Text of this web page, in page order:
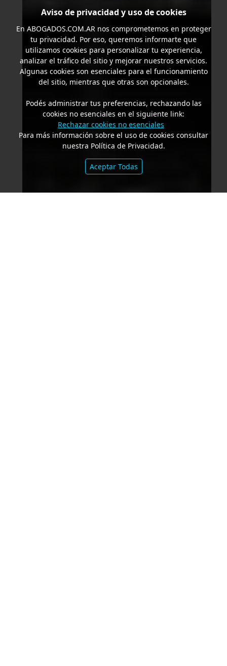
Aviso de privacidad y uso de cookies
En ABOGADOS.COM.ARnos comprometemos en proteger
tu privacidad. Por eso, queremos informarte que
utilizamos cookies para personalizar tu experiencia,
analizar el tráfico del sitio y mejorar nuestros servicios.
Algunas cookies son esenciales para el funcionamiento
del sitio, mientras que otras son opcionales.
Podés administrar tus preferencias, rechazando las
cookies no esenciales en el siguiente link:
Rechazar cookies no esenciales
Para más información sobre el uso de cookies consultar
nuestra Política de Privacidad.
Aceptar Todas